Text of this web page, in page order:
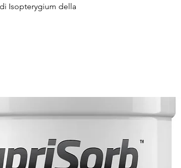
Isopterygium della